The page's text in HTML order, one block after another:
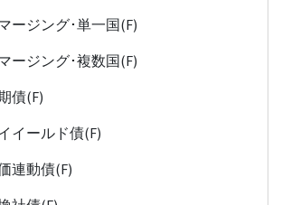
ージング･単一国(F)
ージング･複数国(F)
債(F)
イールド債(F)
連動債(F)